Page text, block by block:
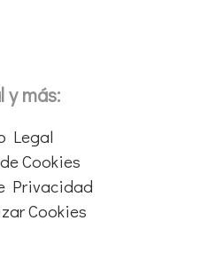
y más:
Legal
Cookies
Privacidad
Cookies